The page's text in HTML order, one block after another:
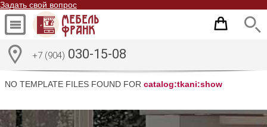
Задать свой вопрос
+7 (904) 030-15-08
NO TEMPLATE FILES FOUND FOR catalog:tkani:show